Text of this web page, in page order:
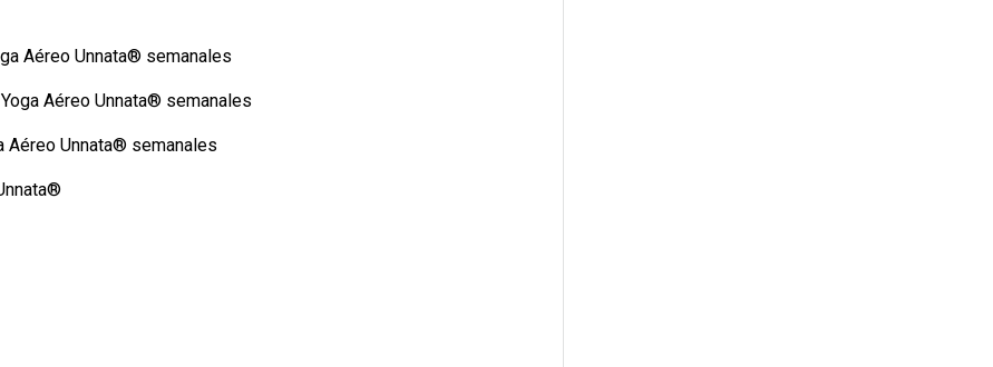
Aéreo Unnata® semanales
Aéreo Unnata® semanales
Aéreo Unnata® semanales